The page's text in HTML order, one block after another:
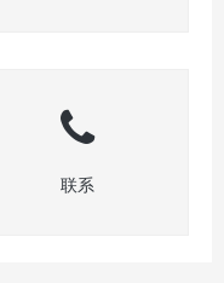
联系